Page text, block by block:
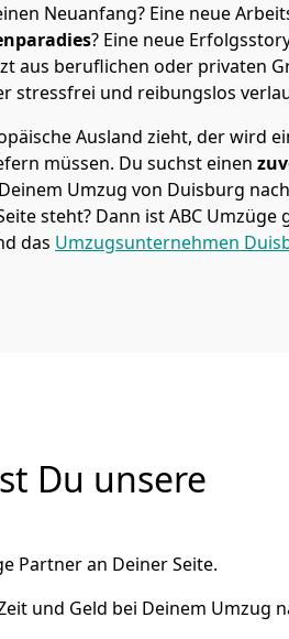
Neuanfang? Eine neue
? Eine neue
aus beruflichen oder privaten
stressfrei und reibungslos
Ausland zieht, der wird
müssen. Du suchst einen
Umzug von Duisburg
steht? Dann istABC Umzüge
das Umzugsunternehmen
Du unsere
Partner an Deiner Seite.
und Geld bei Deinem Umzug